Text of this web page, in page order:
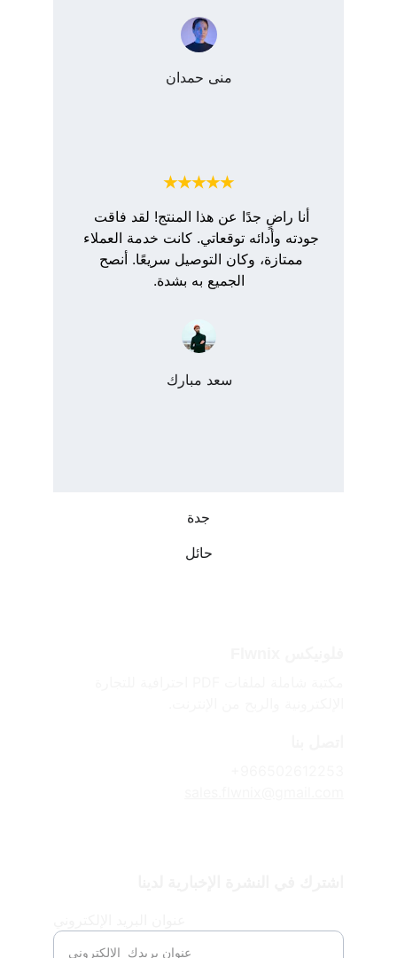
أنا راضٍ جدًا عن هذا المنتج! لقد فاقت
جودته وأدائه توقعاتي. كانت خدمة العملاء
ممتازة، وكان التوصيل سريعًا. أنصح
الجميع به بشدة.
سعد مبارك
منى حمدان
★★★★★
حائل
جدة